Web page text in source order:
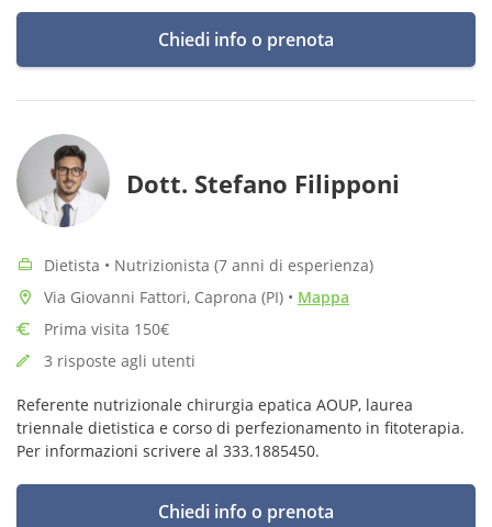
Chiedi info o prenota
Dott. Stefano Filipponi
Dietista • Nutrizionista (7 anni di esperienza)
Via Giovanni Fattori, Caprona (PI) • Mappa
Prima visita 150€
3 risposte agli utenti
Referente nutrizionale chirurgia epatica AOUP, laurea
triennale dietistica e corso di perfezionamento in fitoterapia.
Per informazioni scrivere al 333.1885450.
Chiedi info o prenota